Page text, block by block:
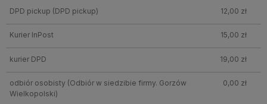
DPD pickup (DPD pickup) 12,00 zł
Kurier InPost 15,00 zł
kurier DPD 19,00 zł
odbiór osobisty (Odbiór w siedzibie firmy. Gorzów
Wielkopolski)
0,00 zł